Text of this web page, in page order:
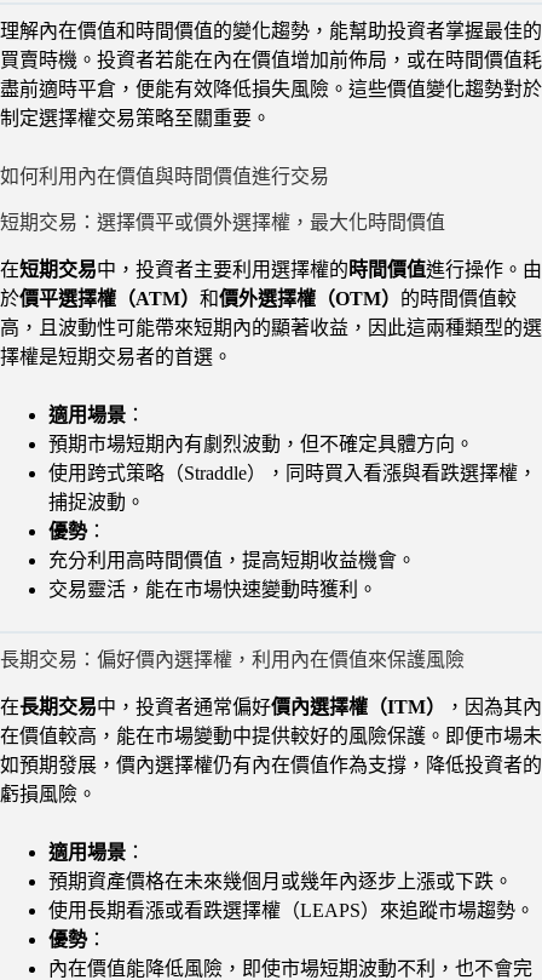
理解內在價值和時間價值的變化趨勢，能幫助投資者掌握最佳的
買賣時機。投資者若能在內在價值增加前佈局，或在時間價值耗
盡前適時平倉，便能有效降低損失風險。這些價值變化趨勢對於
制定選擇權交易策略至關重要。
如何利用內在價值與時間價值進行交易
短期交易：選擇價平或價外選擇權，最大化時間價值
在短期交易中，投資者主要利用選擇權的 時間價值進行操作。由
於價平選擇權（ATM） 和價外選擇權（OTM） 的時間價值較
高，且波動性可能帶來短期內的顯著收益，因此這兩種類型的選
擇權是短期交易者的首選。
適用場景 ：
預期市場短期內有劇烈波動，但不確定具體方向。
使用跨式策略（Straddle），同時買入看漲與看跌選擇權，
捕捉波動。
優勢：
充分利用高時間價值，提高短期收益機會。
交易靈活，能在市場快速變動時獲利。
長期交易：偏好價內選擇權，利用內在價值來保護風險
在長期交易中，投資者通常偏好價內選擇權（ITM）
，因為其內
在價值較高，能在市場變動中提供較好的風險保護。即便市場未
如預期發展，價內選擇權仍有內在價值作為支撐，降低投資者的
虧損風險。
適用場景 ：
預期資產價格在未來幾個月或幾年內逐步上漲或下跌。
使用長期看漲或看跌選擇權（LEAPS）來追蹤市場趨勢。
優勢：
內在價值能降低風險，即使市場短期波動不利，也不會完